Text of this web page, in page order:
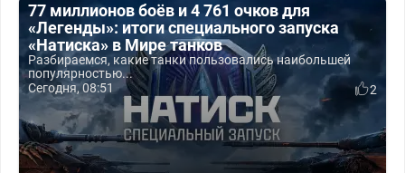
77 миллионов боёв и 4 761 очков для
«Легенды»: итоги специального запуска
«Натиска» в Мире танков
Разбираемся, какие танки пользовались наибольшей
популярностью...
Сегодня, 08:51
2